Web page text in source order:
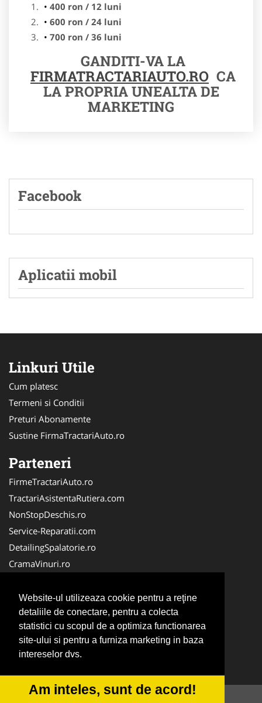
Website-ul utilizeaza cookie pentru a reţine
detaliile de conectare, pentru a colecta
statistici cu scopul de a optimiza functionarea
site-ului si pentru a furniza marketing in baza
intereselor dvs.
Am inteles, sunt de acord!
400 ron / 12 luni
600 ron / 24 luni
700 ron / 36 luni
GANDITI-VA LA
FIRMATRACTARIAUTO.RO CA
LA PROPRIA UNEALTA DE
MARKETING
Facebook
Aplicatii mobil
Linkuri Utile
Cum platesc
Termeni si Conditii
Preturi Abonamente
Sustine FirmaTractariAuto.ro
Parteneri
FirmeTractariAuto.ro
TractariAsistentaRutiera.com
NonStopDeschis.ro
Service-Reparatii.com
DetailingSpalatorie.ro
CramaVinuri.ro
FirmaPieseAuto.ro
Anvelope-Sh.com
CentruInchirieri.ro
CuratareHota.com